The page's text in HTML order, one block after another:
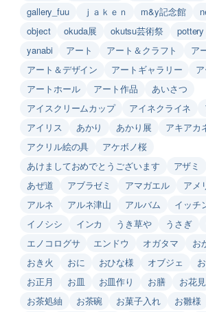
gallery_fuu ｊａｋｅｎ m&y記念館
object
okuda展 okutsu芸術祭 pottery
yanabi
アート アート＆クラフト
ア
アート＆デザイン
アートギャラリー
アートホール
アート作品
あいさつ
アイスクリームカップ
アイネクライネ
アイリス
あかり あかり展
アキアカ
アクリル絵の具
アケボノ桜
あけましておめでとうございます
アザミ
あぜ道
アブラゼミ アマガエル
アメ
アルネ
アルネ津山 アルバム イッチ
イノシシ
インカ うき草や うさぎ
エノコログサ
エンドウ オガタマ お
おき火
おに おひな様 オブジェ
お正月
お皿 お皿作り お膳 お花見
お茶処紬
お茶碗 お菓子入れ お雛様